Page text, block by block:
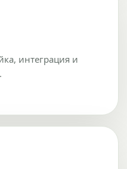
интеграция и